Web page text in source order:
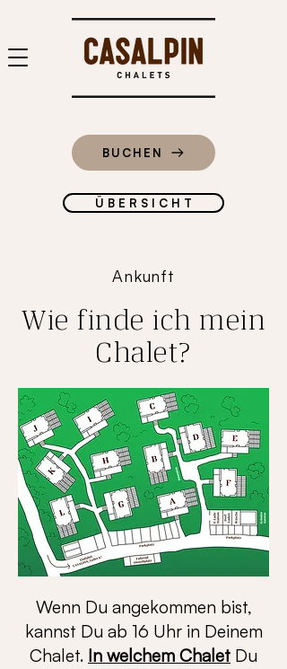
BUCHEN
Ü B E R S I C H T
Ankunft
Wie finde ich mein
Chalet?
Wenn Du angekommen bist,
kannst Du ab 16 Uhr in Deinem
Chalet. In welchem Chalet Du